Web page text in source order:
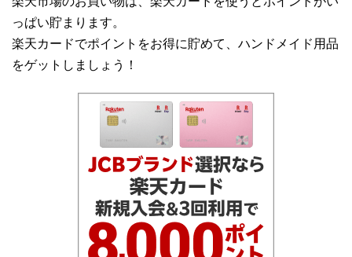
っぱい貯まります。
楽天カードでポイントをお得に貯めて、ハンドメイド用品
をゲットしましょう！